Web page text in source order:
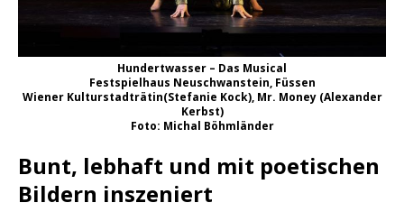
Hundertwasser – Das Musical
Festspielhaus Neuschwanstein, Füssen
Wiener Kulturstadträtin(Stefanie Kock), Mr. Money (Alexander
Kerbst)
Foto: Michal Böhmländer
Bunt, lebhaft und mit poetischen
Bildern inszeniert